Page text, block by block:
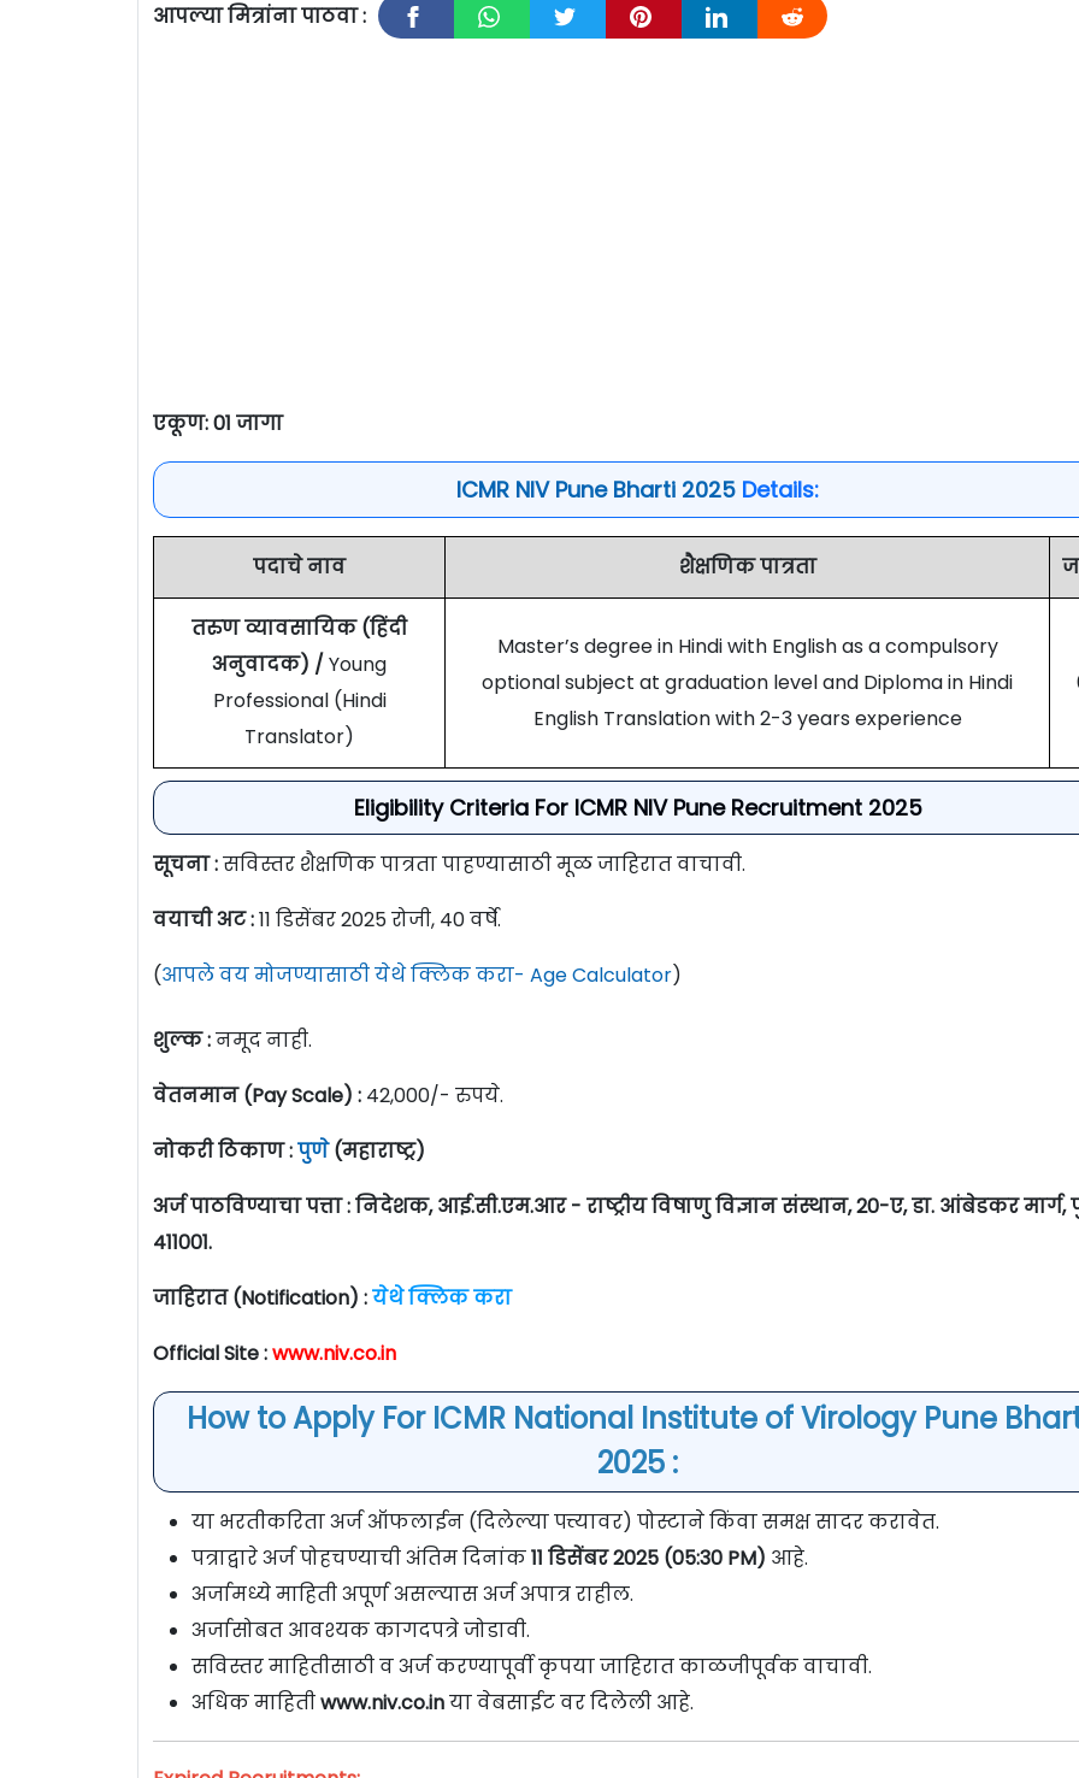
आपल्या मित्रांना पाठवा :
एकूण: 01 जागा
ICMR NIV Pune Bharti 2025 Details:
पदाचे नाव शैक्षणिक पात्रता
तरुण व्यावसायिक (हिंदी
अनुवादक) / Young
Professional (Hindi
Translator)
Master’s degree in Hindi with English as a compulsory
optional subject at graduation level and Diploma in Hindi
English Translation with 2-3 years experience
Eligibility Criteria For ICMR NIV Pune Recruitment 2025
सूचना :सविस्तर शैक्षणिक पात्रता पाहण्यासाठी मूळ जाहिरात वाचावी.
वयाची अट :11 डिसेंबर 2025 रोजी, 40 वर्षे.
(आपले वय मोजण्यासाठी येथे क्लिक करा- Age Calculator)
शुल्क :नमूद नाही.
वेतनमान (Pay Scale) : 42,000/- रुपये.
नोकरी ठिकाण :पुणे(महाराष्ट्र)
अर्ज पाठविण्याचा पत्ता : निदेशक, आई.सी.एम.आर - राष्ट्रीय विषाणु विज्ञान संस्थान, 20-ए, डा. आंबेडकर
411001.
जाहिरात (Notification) :येथे क्लिक करा
Official Site :www.niv.co.in
How to Apply For ICMR National Institute of Virology Pune
2025 :
या भरतीकरिता अर्ज ऑफलाईन (दिलेल्या पत्त्यावर) पोस्टाने किंवा समक्ष सादर करावेत.
पत्राद्वारे अर्ज पोहचण्याची अंतिम दिनांक11 डिसेंबर 2025 (05:30 PM) आहे.
अर्जामध्ये माहिती अपूर्ण असल्यास अर्ज अपात्र राहील.
अर्जासोबत आवश्यक कागदपत्रे जोडावी.
सविस्तर माहितीसाठी व अर्ज करण्यापूर्वी कृपया जाहिरात काळजीपूर्वक वाचावी.
अधिक माहितीwww.niv.co.inया वेबसाईट वर दिलेली आहे.